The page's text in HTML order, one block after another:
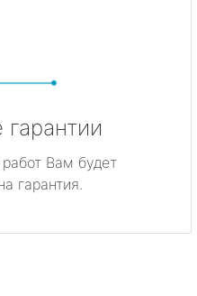
Вам будет
гарантия.